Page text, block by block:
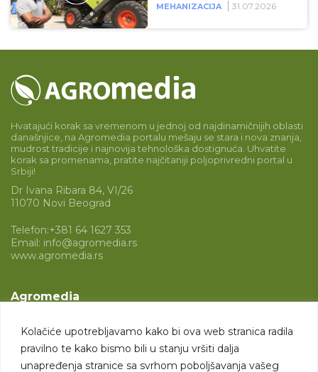
Kolačiće upotrebljavamo kako bi ova web stranica radila
pravilno te kako bismo bili u stanju vršiti dalja
unapređenja stranice sa svrhom poboljšavanja vašeg
MEHANIZACIJA 31.07.2026
Hvatajući korak sa vremenom u jednoj od najdinamičnijih oblasti
današnjice, na Agromedia portalu mešaju se stara i nova znanja,
mudrost tradicije i najnovija tehnološka dostignuća. Uhvatite
korak sa promenama, pratite najčitaniji poljoprivredni portal u
Srbiji!
Dr Ivana Ribara 84, VI/26
11070 Novi Beograd
Telefon:+381 64 1627 353
Email: info@agromedia.rs
www.agromedia.rs
Agromedia
Svet poljoprivrede
Marketing usluge